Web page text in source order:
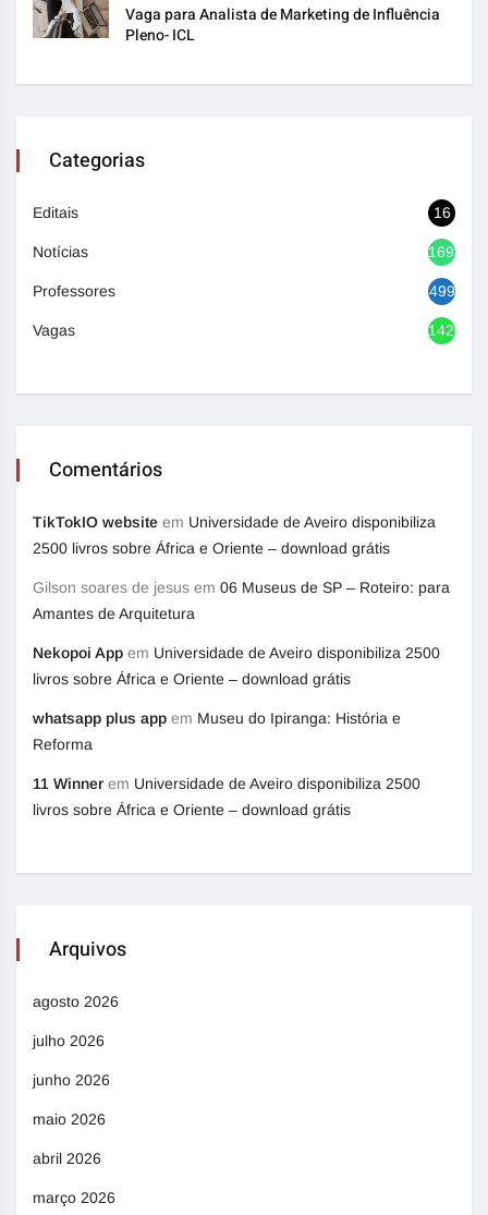
Vaga para Analista de Marketing de Influência
Pleno- ICL
Categorias
Editais 16
Notícias 1693
Professores 499
Vagas 1420
Comentários
TikTokIO website em Universidade de Aveiro disponibiliza
2500 livros sobre África e Oriente – download grátis
Gilson soares de jesus em 06 Museus de SP – Roteiro: para
Amantes de Arquitetura
Nekopoi App em Universidade de Aveiro disponibiliza 2500
livros sobre África e Oriente – download grátis
whatsapp plus app em Museu do Ipiranga: História e
Reforma
11 Winner em Universidade de Aveiro disponibiliza 2500
livros sobre África e Oriente – download grátis
Arquivos
agosto 2026
julho 2026
junho 2026
maio 2026
abril 2026
março 2026